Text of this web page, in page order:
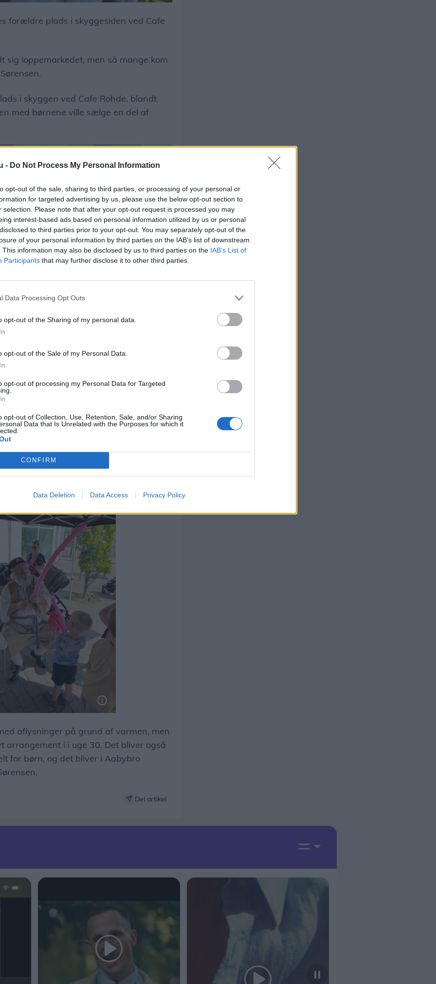
- Do Not Process My Personal Information
opt-out of the sale, sharing to third parties, or processing of your personal or
for targeted advertising by us, please use the below opt-out section to
selection. Please note that after your opt-out request is processed you may
interest-based ads based on personal information utilized by us or personal
to third parties prior to your opt-out. You may separately opt-out of the
of your personal information by third parties on the IAB’s list of downstream
This information may also be disclosed by us to third parties on the IAB’s List of
Participants that may further disclose it to other third parties.
Data Processing Opt Outs
opt-out of the Sharing of my personal data.
opt-out of the Sale of my Personal Data.
opt-out of processing my Personal Data for Targeted
opt-out of Collection, Use, Retention, Sale, and/or Sharing
Data that Is Unrelated with the Purposes for which it
CONFIRM
Data Deletion Data Access Privacy Policy
forældre plads i skyggesiden ved Cafe
sig loppemarkedet, men så mange kom
i skyggen ved Cafe Rohde, blandt
med børnene ville sælge en del af
her, men vi har da solgt lidt. Målet
mindre, end vi kom med, fortalte
store hoppeborg næsten ubenyttet
dog fået en plads i skyggen. Her var
en en af sørøverkaptajnens ballon-
aflysninger på grund af varmen, men
arrangement i i uge 30. Det bliver også
for børn, og det bliver i Aabybro
Del artikel